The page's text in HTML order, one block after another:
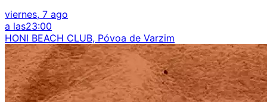
viernes, 7 ago
a las23:00
HONI BEACH CLUB, Póvoa de Varzim